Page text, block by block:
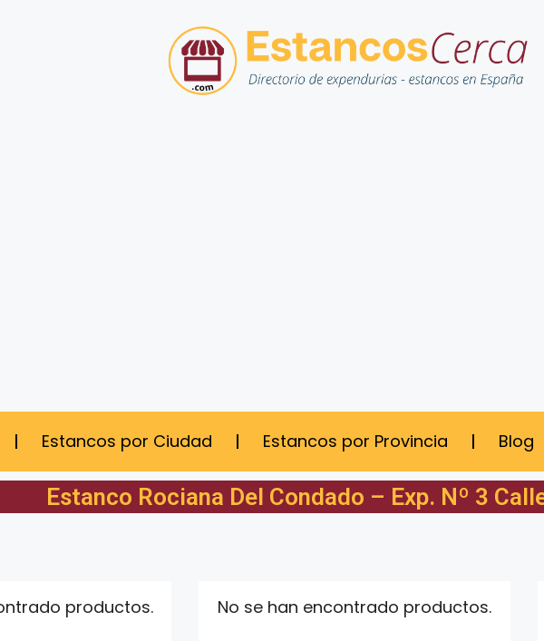
Estancos por Ciudad Estancos por Provincia Blog
Estanco Rociana Del Condado – Exp. Nº 3
productos. No se han encontrado productos.